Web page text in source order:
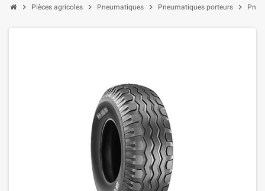
chevron_right Pièces agricoles chevron_right Pneumatiques chevron_right Pneumatiques porteurs chevron_right